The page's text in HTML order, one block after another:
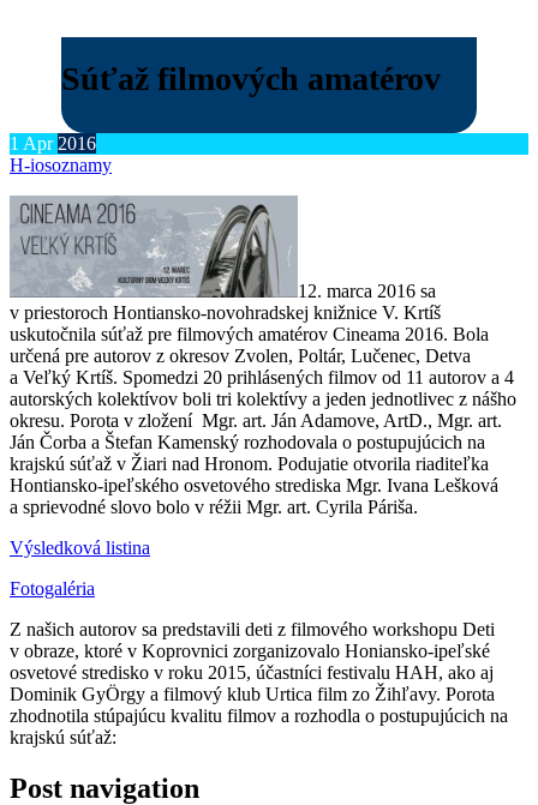
Súťaž filmových amatérov
1 Apr 2016
H-iosoznamy
12. marca 2016 sa
v priestoroch Hontiansko-novohradskej knižnice V. Krtíš
uskutočnila súťaž pre filmových amatérov Cineama 2016. Bola
určená pre autorov z okresov Zvolen, Poltár, Lučenec, Detva
a Veľký Krtíš. Spomedzi 20 prihlásených filmov od 11 autorov a 4
autorských kolektívov boli tri kolektívy a jeden jednotlivec z nášho
okresu. Porota v zložení Mgr. art. Ján Adamove, ArtD., Mgr. art.
Ján Čorba a Štefan Kamenský rozhodovala o postupujúcich na
krajskú súťaž v Žiari nad Hronom. Podujatie otvorila riaditeľka
Hontiansko-ipeľského osvetového strediska Mgr. Ivana Lešková
a sprievodné slovo bolo v réžii Mgr. art. Cyrila Páriša.
Výsledková listina
Fotogaléria
Z našich autorov sa predstavili deti z filmového workshopu Deti
v obraze, ktoré v Koprovnici zorganizovalo Honiansko-ipeľské
osvetové stredisko v roku 2015, účastníci festivalu HAH, ako aj
Dominik GyÖrgy a filmový klub Urtica film zo Žihľavy. Porota
zhodnotila stúpajúcu kvalitu filmov a rozhodla o postupujúcich na
krajskú súťaž:
Post navigation